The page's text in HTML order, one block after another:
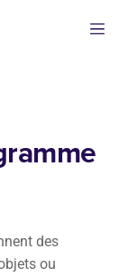
des
ou